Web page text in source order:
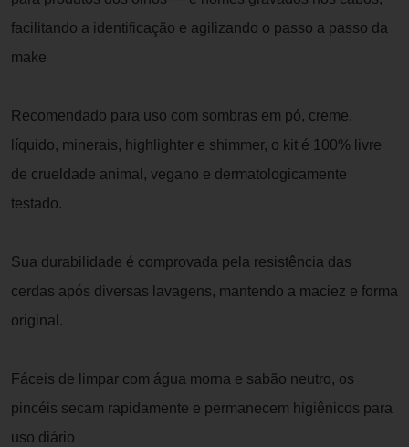
facilitando a identificação e agilizando o passo a passo da
make
Recomendado para uso com sombras em pó, creme,
líquido, minerais, highlighter e shimmer, o kit é 100% livre
de crueldade animal, vegano e dermatologicamente
testado.
Sua durabilidade é comprovada pela resistência das
cerdas após diversas lavagens, mantendo a maciez e forma
original.
Fáceis de limpar com água morna e sabão neutro, os
pincéis secam rapidamente e permanecem higiênicos para
uso diário